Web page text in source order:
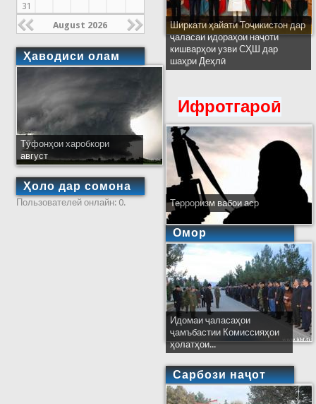
31
August 2026
Ҳаводиси олам
Тӯфонҳои харобкори
август
Ҳоло дар сомона
Пользователей онлайн: 0.
Ширкати ҳайати Тоҷикистон дар
ҷаласаи идораҳои наҷоти
кишварҳои узви СҲШ дар
шаҳри Деҳлӣ
Ифротгароӣ
Терроризм вабои аср
Омор
Идомаи ҷаласаҳои
ҷамъбастии Комиссияҳои
ҳолатҳои...
Сарбози наҷот